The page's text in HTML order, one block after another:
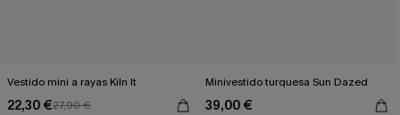
Vestido mini a rayas Kiln It
22,30 €27,90 €
Minivestido turquesa Sun Dazed
39,00 €